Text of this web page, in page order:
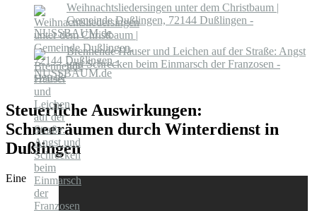
Weihnachtsliedersingen unter dem Christbaum |
Gemeinde Dußlingen, 72144 Dußlingen -
NUSSBAUM.de
Brennende Häuser und Leichen auf der Straße: Angst
und Schrecken beim Einmarsch der Franzosen -
swp.de
Steuerliche Auswirkungen:
Schneeräumen durch Winterdienst in
Dußlingen
Eine